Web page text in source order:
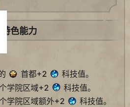
特色能力
首都+2
科技值。
学院区域+2
科技值。
学院区域额外+2 科技值。